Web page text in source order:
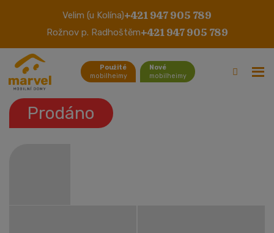
Velim (u Kolína)+421 947 905 789
Rožnov p. Radhoštěm+421 947 905 789
Použité
mobilheimy
Nové
mobilheimy
Atlas Sahara
Prodáno